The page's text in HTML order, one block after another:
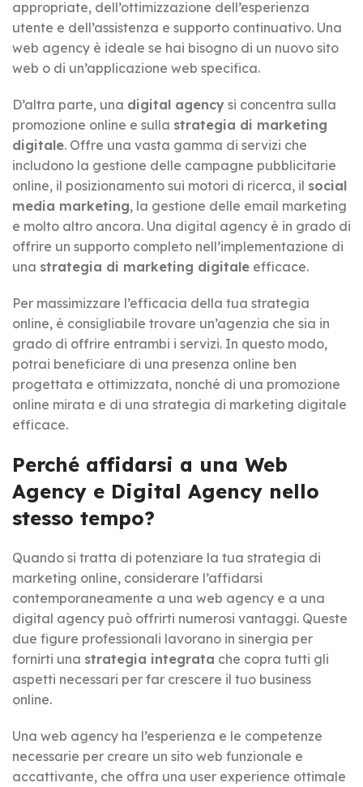
appropriate, dell’ottimizzazione dell’esperienza
utente e dell’assistenza e supporto continuativo. Una
web agency è ideale se hai bisogno di un nuovo sito
web o di un’applicazione web specifica.
D’altra parte, una digital agency si concentra sulla
promozione online e sulla strategia di marketing
digitale. Offre una vasta gamma di servizi che
includono la gestione delle campagne pubblicitarie
online, il posizionamento sui motori di ricerca, il social
media marketing, la gestione delle email marketing
e molto altro ancora. Una digital agency è in grado di
offrire un supporto completo nell’implementazione di
una strategia di marketing digitale efficace.
Per massimizzare l’efficacia della tua strategia
online, è consigliabile trovare un’agenzia che sia in
grado di offrire entrambi i servizi. In questo modo,
potrai beneficiare di una presenza online ben
progettata e ottimizzata, nonché di una promozione
online mirata e di una strategia di marketing digitale
efficace.
Perché affidarsi a una Web
Agency e Digital Agency nello
stesso tempo?
Quando si tratta di potenziare la tua strategia di
marketing online, considerare l’affidarsi
contemporaneamente a una web agency e a una
digital agency può offrirti numerosi vantaggi. Queste
due figure professionali lavorano in sinergia per
fornirti una strategia integrata che copra tutti gli
aspetti necessari per far crescere il tuo business
online.
Una web agency ha l’esperienza e le competenze
necessarie per creare un sito web funzionale e
accattivante, che offra una user experience ottimale